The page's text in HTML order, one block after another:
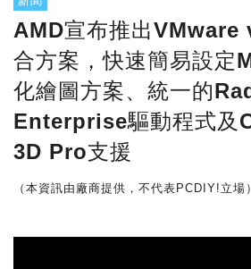
AMD宣布推出VMware
合方案，快速簡易設定
化繪圖方案、統一的
Enterprise驅動程式及
3D Pro支援
（本資訊由廠商提供，不代表PCDIY!立場）